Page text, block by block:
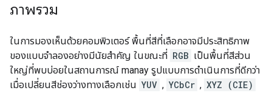
ภาพรวม
ในการมองเห็นด้วยคอมพิวเตอร์ พื้นที่สีที่เลือกอาจมีประสิทธิภาพ
ของแบบจำลองอย่างมีนัยสำคัญ ในขณะที่ RGB เป็นพื้นที่สีส่วน
ใหญ่ที่พบบ่อยในสถานการณ์ manay รูปแบบการดำเนินการที่ดีกว่า
เมื่อเปลี่ยนสีช่องว่างทางเลือกเช่น YUV , YCbCr , XYZ (CIE)